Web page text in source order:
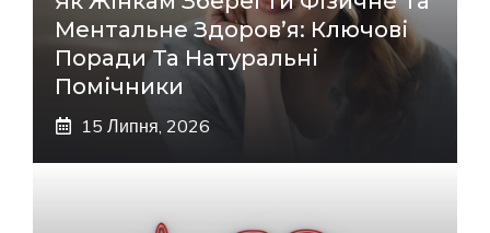
Ментальне Здоров’я: Ключові
Поради Та Натуральні
Помічники
15 Липня, 2026